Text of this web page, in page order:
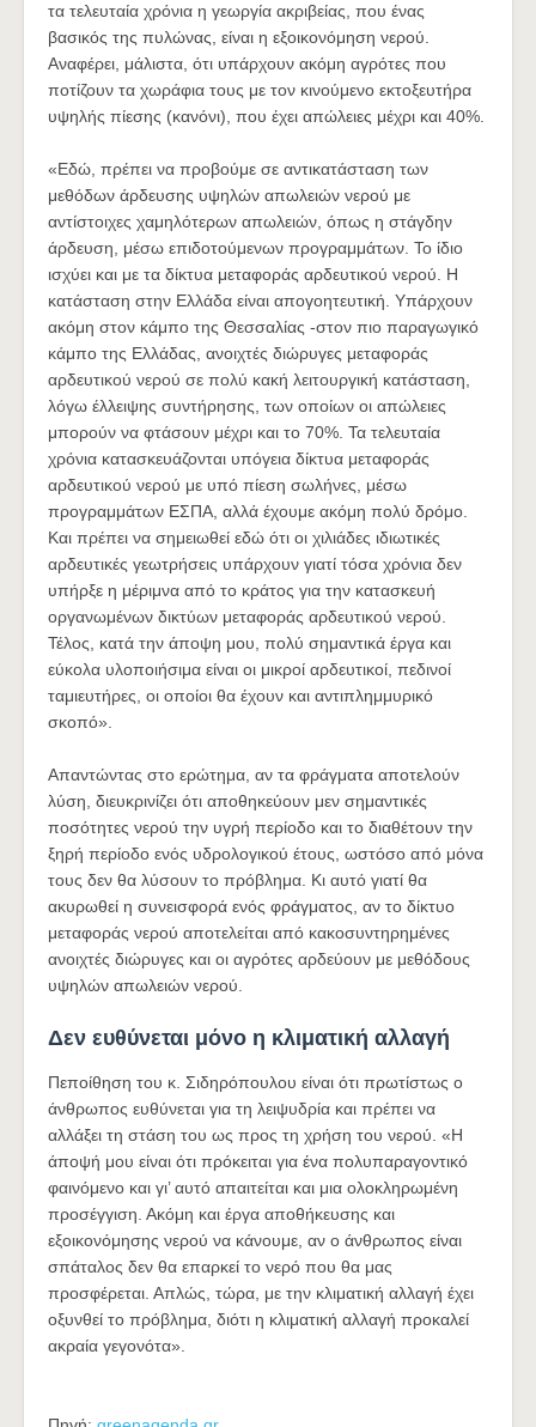
τα τελευταία χρόνια η γεωργία ακριβείας, που ένας
βασικός της πυλώνας, είναι η εξοικονόμηση νερού.
Αναφέρει, μάλιστα, ότι υπάρχουν ακόμη αγρότες που
ποτίζουν τα χωράφια τους με τον κινούμενο εκτοξευτήρα
υψηλής πίεσης (κανόνι), που έχει απώλειες μέχρι και 40%.
«Εδώ, πρέπει να προβούμε σε αντικατάσταση των
μεθόδων άρδευσης υψηλών απωλειών νερού με
αντίστοιχες χαμηλότερων απωλειών, όπως η στάγδην
άρδευση, μέσω επιδοτούμενων προγραμμάτων. Το ίδιο
ισχύει και με τα δίκτυα μεταφοράς αρδευτικού νερού. Η
κατάσταση στην Ελλάδα είναι απογοητευτική. Υπάρχουν
ακόμη στον κάμπο της Θεσσαλίας -στον πιο παραγωγικό
κάμπο της Ελλάδας, ανοιχτές διώρυγες μεταφοράς
αρδευτικού νερού σε πολύ κακή λειτουργική κατάσταση,
λόγω έλλειψης συντήρησης, των οποίων οι απώλειες
μπορούν να φτάσουν μέχρι και το 70%. Τα τελευταία
χρόνια κατασκευάζονται υπόγεια δίκτυα μεταφοράς
αρδευτικού νερού με υπό πίεση σωλήνες, μέσω
προγραμμάτων ΕΣΠΑ, αλλά έχουμε ακόμη πολύ δρόμο.
Και πρέπει να σημειωθεί εδώ ότι οι χιλιάδες ιδιωτικές
αρδευτικές γεωτρήσεις υπάρχουν γιατί τόσα χρόνια δεν
υπήρξε η μέριμνα από το κράτος για την κατασκευή
οργανωμένων δικτύων μεταφοράς αρδευτικού νερού.
Τέλος, κατά την άποψη μου, πολύ σημαντικά έργα και
εύκολα υλοποιήσιμα είναι οι μικροί αρδευτικοί, πεδινοί
ταμιευτήρες, οι οποίοι θα έχουν και αντιπλημμυρικό
σκοπό».
Απαντώντας στο ερώτημα, αν τα φράγματα αποτελούν
λύση, διευκρινίζει ότι αποθηκεύουν μεν σημαντικές
ποσότητες νερού την υγρή περίοδο και το διαθέτουν την
ξηρή περίοδο ενός υδρολογικού έτους, ωστόσο από μόνα
τους δεν θα λύσουν το πρόβλημα. Κι αυτό γιατί θα
ακυρωθεί η συνεισφορά ενός φράγματος, αν το δίκτυο
μεταφοράς νερού αποτελείται από κακοσυντηρημένες
ανοιχτές διώρυγες και οι αγρότες αρδεύουν με μεθόδους
υψηλών απωλειών νερού.
Δεν ευθύνεται μόνο η κλιματική αλλαγή
Πεποίθηση του κ. Σιδηρόπουλου είναι ότι πρωτίστως ο
άνθρωπος ευθύνεται για τη λειψυδρία και πρέπει να
αλλάξει τη στάση του ως προς τη χρήση του νερού. «Η
άποψή μου είναι ότι πρόκειται για ένα πολυπαραγοντικό
φαινόμενο και γι’ αυτό απαιτείται και μια ολοκληρωμένη
προσέγγιση. Ακόμη και έργα αποθήκευσης και
εξοικονόμησης νερού να κάνουμε, αν ο άνθρωπος είναι
σπάταλος δεν θα επαρκεί το νερό που θα μας
προσφέρεται. Απλώς, τώρα, με την κλιματική αλλαγή έχει
οξυνθεί το πρόβλημα, διότι η κλιματική αλλαγή προκαλεί
ακραία γεγονότα».